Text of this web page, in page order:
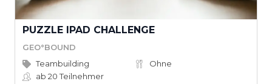
PUZZLE IPAD CHALLENGE
GEO°BOUND
Teambuilding
Ohne
ab 20Teilnehmer